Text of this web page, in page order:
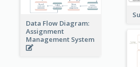
Data Flow Diagram:
Assignment
Management System